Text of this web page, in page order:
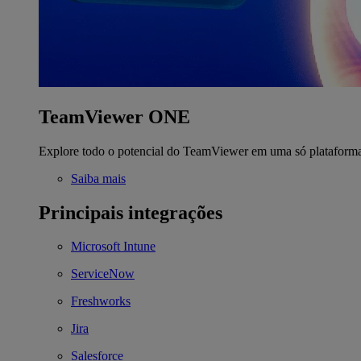
TeamViewer ONE
Explore todo o potencial do TeamViewer em uma só
Saiba mais
Principais integrações
Microsoft Intune
ServiceNow
Freshworks
Jira
Salesforce